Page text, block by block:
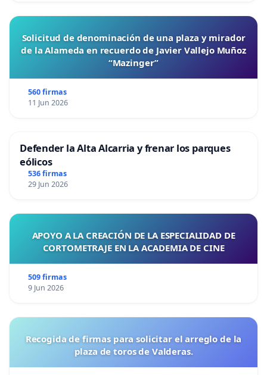
Solicitud de denominación de una plaza y mirador
de la Alameda en recuerdo de Javier Vallejo Muñoz
“Mazinger”
560 firmas
11 Jun 2026
Defender la Alta Alcarria y frenar los parques
eólicos
536 firmas
29 Jun 2026
APOYO A LA CREACIÓN DE LA ESPECIALIDAD DE
CORTOMETRAJE EN LA ACADEMIA DE CINE
509 firmas
9 Jun 2026
Recogida de firmas para solicitar el arreglo de la
plaza de toros de Valderas.